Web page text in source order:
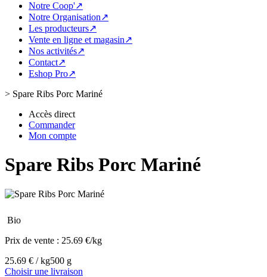
Notre Coop'↗
Notre Organisation↗
Les producteurs↗
Vente en ligne et magasin↗
Nos activités↗
Contact↗
Eshop Pro↗
> Spare Ribs Porc Mariné
Accès direct
Commander
Mon compte
Spare Ribs Porc Mariné
Bio
Prix de vente : 25.69 €/kg
25.69 € / kg500 g
Choisir une livraison